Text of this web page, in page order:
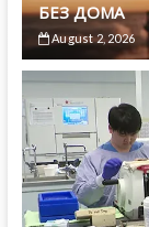
БЕЗ ДОМА
August 2, 2026